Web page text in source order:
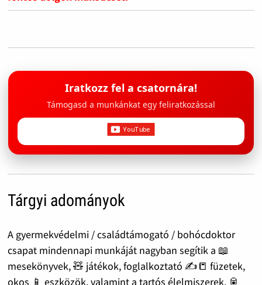
Iratkozz fel a csatornára!
Támogasd a munkánkat egy feliratkozással
Tárgyi adományok
A gyermekvédelmi / családtámogató / bohócdoktor
csapat mindennapi munkáját nagyban segítik a 📖
mesekönyvek, 🧸 játékok, foglalkoztató ✍️📒 füzetek,
okos 📱 eszközök, valamint a tartós élelmiszerek, 🥫